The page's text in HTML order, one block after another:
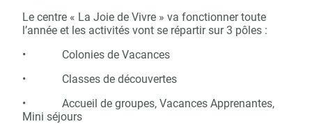
Le centre « La Joie de Vivre » va fonctionner toute
l’année et les activités vont se répartir sur 3 pôles :
• Colonies de Vacances
• Classes de découvertes
• Accueil de groupes, Vacances Apprenantes,
Mini séjours